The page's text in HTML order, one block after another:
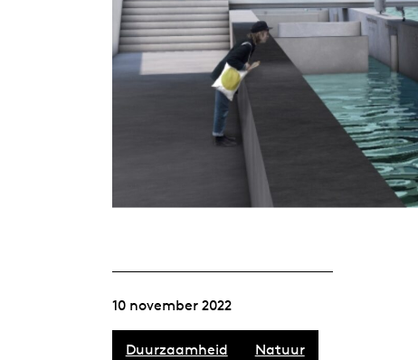
10 november 2022
Duurzaamheid Natuur